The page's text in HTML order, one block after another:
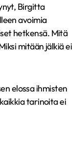
Birgitta
avoimia
hetkensä. Mitä
mitään jälkiä ei
elossa ihmisten
tarinoita ei